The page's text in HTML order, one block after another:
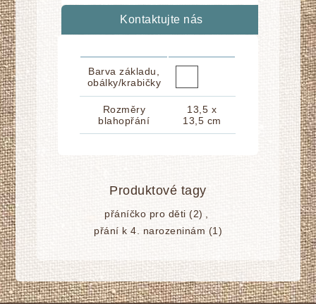
Kontaktujte nás
Barva základu,
obálky/krabičky
Rozměry
blahopřání
13,5 x
13,5 cm
Produktové tagy
přáníčko pro děti (2)
přání k 4. narozeninám (1)